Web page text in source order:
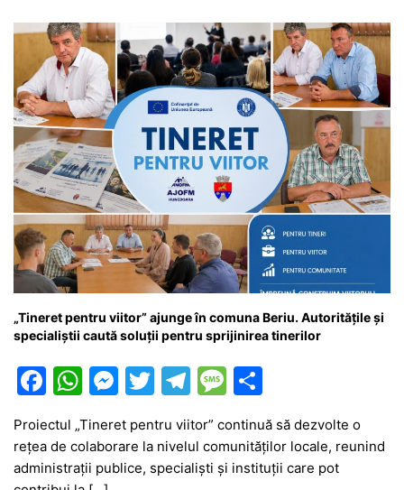
k
er
„Tineret pentru viitor” ajunge în comuna Beriu. Autoritățile și
specialiștii caută soluții pentru sprijinirea tinerilor
F
c
e
W
at
s
M
s
s
T
itt
er
T
e
gr
M
s
s
ta
je
Proiectul „Tineret pentru viitor” continuă să dezvolte o
rețea de colaborare la nivelul comunităților locale, reunind
administrații publice, specialiști și instituții care pot